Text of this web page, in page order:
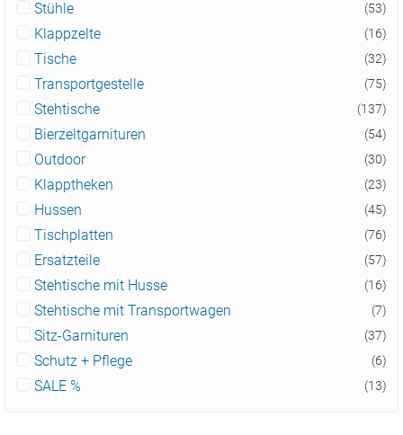
Stühle (53)
Klappzelte (16)
Tische (32)
Transportgestelle (75)
Stehtische (137)
Bierzeltgarnituren (54)
Outdoor (30)
Klapptheken (23)
Hussen (45)
Tischplatten (76)
Ersatzteile (57)
Stehtische mit Husse (16)
Stehtische mit Transportwagen (7)
Sitz-Garnituren (37)
Schutz + Pflege (6)
SALE % (13)